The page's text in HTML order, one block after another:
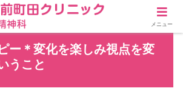
ー＊変化を楽しみ視点を変
うこと
メニュー